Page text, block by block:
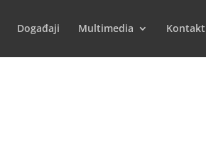
Događaji Multimedia Kontakt